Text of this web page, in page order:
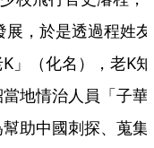
，於是透過程姓友
」（化名），老K知
地情治人員「子華
助中國刺探、蒐集